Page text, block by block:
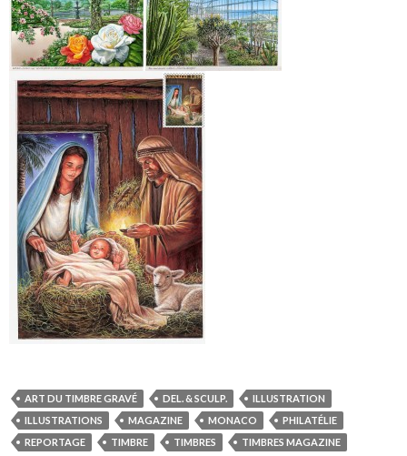
ART DU TIMBRE GRAVÉ DEL. & SCULP.
ILLUSTRATION
ILLUSTRATIONS
MAGAZINE MONACO
PHILATÉLIE
REPORTAGE
TIMBRE TIMBRES TIMBRES MAGAZINE